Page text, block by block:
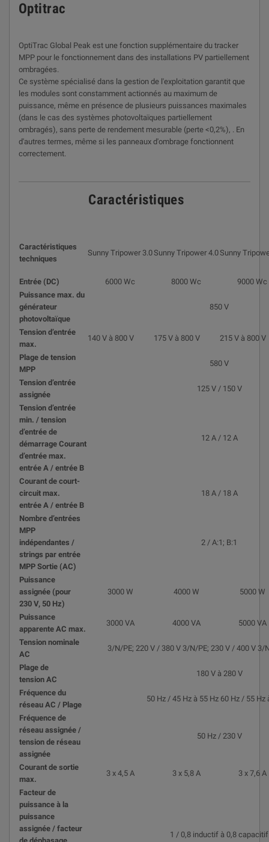
Optitrac
OptiTrac Global Peak est une fonction supplémentaire du tracker
MPP pour le fonctionnement dans des installations PV partiellement
ombragées.
Ce système spécialisé dans la gestion de l'exploitation garantit que
les modules sont constamment actionnés au maximum de
puissance, même en présence de plusieurs puissances maximales
(dans le cas des systèmes photovoltaïques partiellement
ombragés), sans perte de rendement mesurable (perte <0,2%), . En
d'autres termes, même si les panneaux d'ombrage fonctionnent
correctement.
Caractéristiques
Caractéristiques
techniques
Sunny Tripower 3.0Sunny Tripower 4.0Sunny
Entrée (DC) 6000 Wc 8000 Wc
9000 Wc
Puissance max. du
générateur
photovoltaïque
850 V
Tension d’entrée
max.
140 V à 800 V 175 V à 800 V 215 V à 800 V
Plage de tension
MPP
580 V
Tension d’entrée
assignée
125 V / 150 V
Tension d’entrée
min. / tension
d’entrée de
démarrage Courant
d’entrée max.
entrée A / entrée B
12 A / 12 A
Courant de court-
circuit max.
entrée A / entrée B
18 A / 18 A
Nombre d’entrées
MPP
indépendantes /
strings par entrée
MPP Sortie (AC)
2 / A:1; B:1
Puissance
assignée (pour
230 V, 50 Hz)
3000 W 4000 W 5000 W
Puissance
apparente AC max.
3000 VA 4000 VA 5000 VA
Tension nominale
AC
3/N/PE; 220 V / 380 V 3/N/PE; 230 V / 400 V 3/
Plage de
tension AC
180 V à 280 V
Fréquence du
réseau AC / Plage
50 Hz / 45 Hz à 55 Hz 60 Hz / 55 Hz
Fréquence de
réseau assignée /
tension de réseau
assignée
50 Hz / 230 V
Courant de sortie
max.
3 x 4,5 A 3 x 5,8 A 3 x 7,6 A
Facteur de
puissance à la
puissance
assignée / facteur
1 / 0,8 inductif à 0,8 capacitif